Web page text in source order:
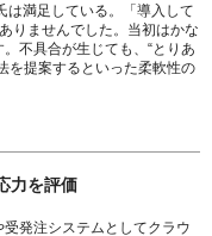
は満足している。「導入して
りませんでした。当初はかな
不具合が生じても、“とりあ
を提案するといった柔軟性の
力を評価
発注システムとしてクラウ